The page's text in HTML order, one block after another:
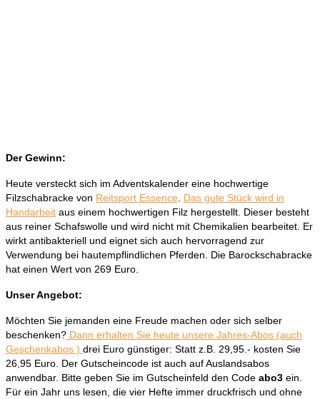
Der Gewinn:
Heute versteckt sich im Adventskalender eine hochwertige
Filzschabracke von Reitsport Essence Das gute Stück wird in
Handarbeit aus einem hochwertigen Filz hergestellt. Dieser besteht
aus reiner Schafswolle und wird nicht mit Chemikalien bearbeitet. Er
wirkt antibakteriell und eignet sich auch hervorragend zur
Verwendung bei hautempflindlichen Pferden. Die Barockschabracke
hat einen Wert von 269 Euro.
Unser Angebot:
Möchten Sie jemanden eine Freude machen oder sich selber
beschenken? Dann erhalten Sie heute unsere Jahres-Abos (auch
Geschenkabos ) drei Euro günstiger: Statt z.B. 29,95.- kosten Sie
26,95 Euro. Der Gutscheincode ist auch auf Auslandsabos
anwendbar. Bitte geben Sie im Gutscheinfeld den Code abo3 ein.
Für ein Jahr uns lesen, die vier Hefte immer druckfrisch und ohne